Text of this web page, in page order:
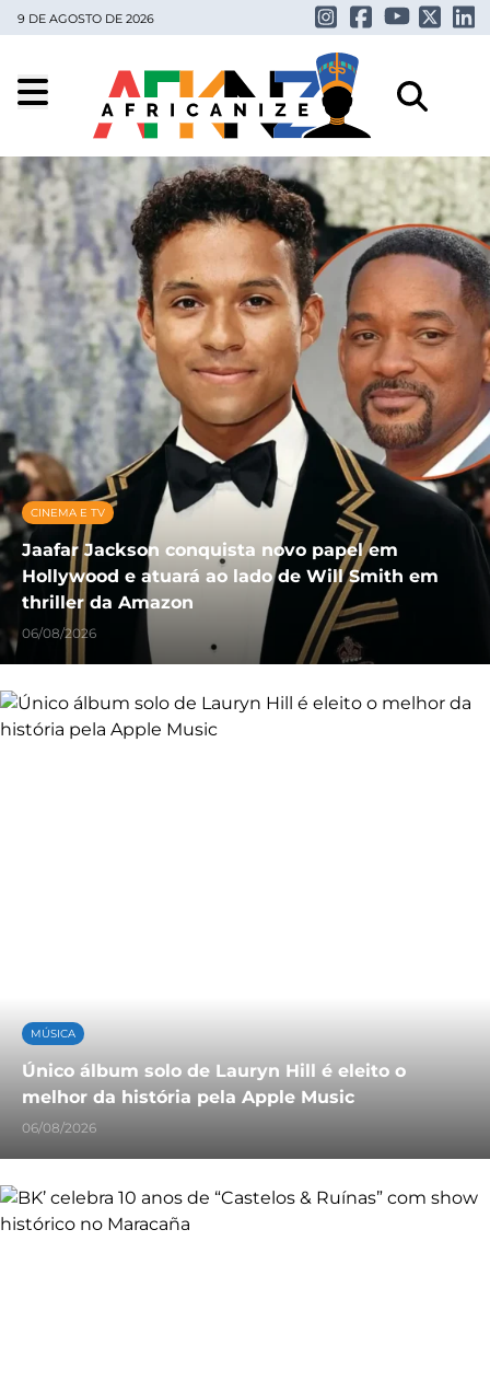
9 DE AGOSTO DE 2026
CINEMA E TV
Jaafar Jackson conquista novo papel em
Hollywood e atuará ao lado de Will Smith em
thriller da Amazon
06/08/2026
MÚSICA
Único álbum solo de Lauryn Hill é eleito o
melhor da história pela Apple Music
06/08/2026